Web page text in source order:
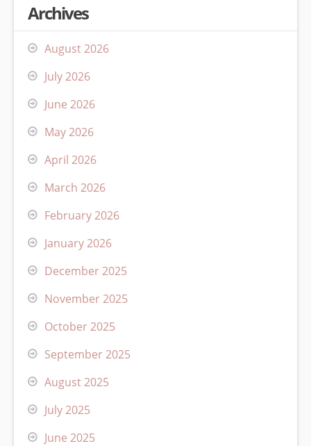
Archives
August 2026
July 2026
June 2026
May 2026
April 2026
March 2026
February 2026
January 2026
December 2025
November 2025
October 2025
September 2025
August 2025
July 2025
June 2025